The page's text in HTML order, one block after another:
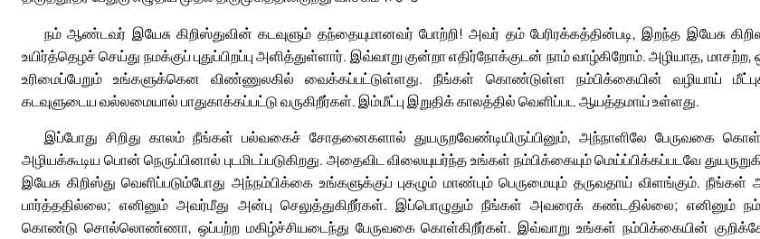
நம் ஆண்டவர் இயேசு கிறிஸ்துவின் கடவுளும் தந்தையுமானவர் போற்றி! அவர் தம் பேரிரக்கத்தின்படி, இறந்த இயேசு
உயிர்த்தெழச் செய்து நமக்குப் புதுப்பிறப்பு அளித்துள்ளார். இவ்வாறு குன்றா எதிர்நோக்குடன் நாம் வாழ்கிறோம். அழியாத, மாசற்ற,
உரிமைப்பேறும் உங்களுக்கென விண்ணுலகில் வைக்கப்பட்டுள்ளது. நீங்கள் கொண்டுள்ள நம்பிக்கையின் வழியாய்
கடவுளுடைய வல்லமையால் பாதுகாக்கப்பட்டு வருகிறீர்கள். இம்மீட்பு இறுதிக் காலத்தில் வெளிப்பட ஆயத்தமாய் உள்ளது.
இப்போது சிறிது காலம் நீங்கள் பல்வகைச் சோதனைகளால் துயருறவேண்டியிருப்பினும், அந்நாளிலே பேருவகை
அழியக்கூடிய பொன் நெருப்பினால் புடமிடப்படுகிறது. அதைவிட விலையுயர்ந்த உங்கள் நம்பிக்கையும் மெய்ப்பிக்கப்படவே
இயேசு கிறிஸ்து வெளிப்படும்போது அந்நம்பிக்கை உங்களுக்குப் புகழும் மாண்பும் பெருமையும் தருவதாய் விளங்கும்.
பார்த்ததில்லை; எனினும் அவர்மீது அன்பு செலுத்துகிறீர்கள். இப்பொழுதும் நீங்கள் அவரைக் கண்டதில்லை; எனினும்
கொண்டு சொல்லொண்ணா, ஒப்பற்ற மகிழ்ச்சியடைந்து பேருவகை கொள்கிறீர்கள். இவ்வாறு உங்கள் நம்பிக்கையின்